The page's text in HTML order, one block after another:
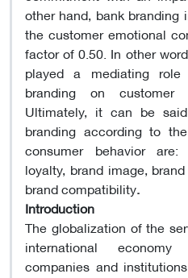
other hand, bank
the customer emotional
factor of 0.50. In other
played a mediating
branding on customer
Ultimately, it can be
branding according to
consumer behavior
loyalty, brand image,
brand compatibility.
Introduction
The globalization of the
international
companies and